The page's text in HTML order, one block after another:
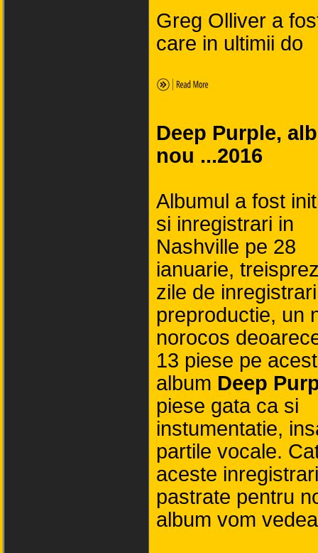
Greg Olliver a
care in ultimii do
Deep Purple,
nou ...2016
Albumul a fost
si inregistrari in
Nashville pe 28
ianuarie,
zile de
preproductie, un
norocos
13 piese pe
album Deep
piese gata ca si
instumentatie,
partile vocale.
aceste
pastrate pentru
album vom